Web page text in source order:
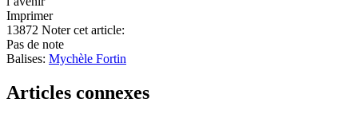
Imprimer
13872 Noter cet article:
Pas de note
Balises: Mychèle Fortin
Articles connexes